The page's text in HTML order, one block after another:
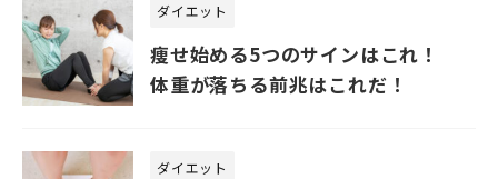
ダイエット
痩せ始める5つのサインはこれ！
体重が落ちる前兆はこれだ！
ダイエット